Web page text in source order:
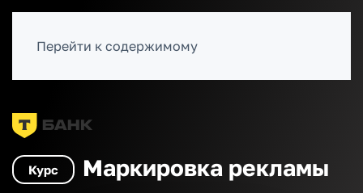
Перейти к содержимому
Курс Маркировка рекламы